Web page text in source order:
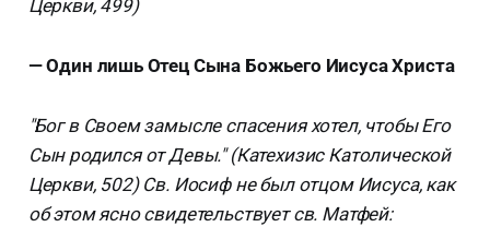
Церкви, 499)
— Один лишь Отец Сына Божьего Иисуса Христа
"Бог в Своем замысле спасения хотел, чтобы Его
Сын родился от Девы." (Катехизис Католической
Церкви, 502) Св. Иосиф не был отцом Иисуса, как
об этом ясно свидетельствует св. Матфей: